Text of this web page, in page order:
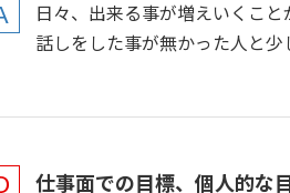
日々、出来る事が増えいくこと
話しをした事が無かった人と少
仕事面での目標、個人的な